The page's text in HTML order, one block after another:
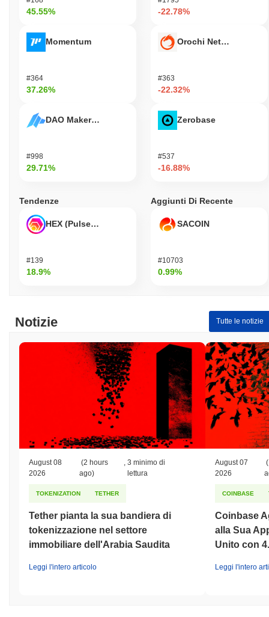
45.55%
Momentum
#364
37.26%
DAO Maker Token
#998
29.71%
-22.78%
Orochi Network
#363
-22.32%
Zerobase
#537
-16.88%
Tendenze
HEX (Pulsechain)
#139
18.9%
Aggiunti Di Recente
SACOIN
#10703
0.99%
Notizie Tutte le notizie
August 08
2026
(2 hours
ago)
,3 minimo di
lettura
TOKENIZATION TETHER
Tether pianta la sua bandiera di
tokenizzazione nel settore
immobiliare dell'Arabia Saudita
Leggi l'intero articolo
August 07
2026
COINBASE
Coinbase
alla Sua
Unito con
Leggi l'intero